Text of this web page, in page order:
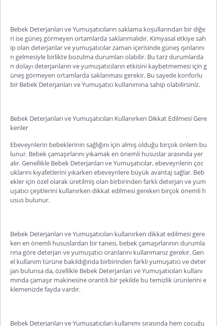
Bebek Deterjanları ve Yumuşatıcıların saklama koşullarından bir diğe
ri ise güneş görmeyen ortamlarda saklanmalıdır. Kimyasal etkiye sah
ip olan deterjanlar ve yumuşatıcılar zaman içerisinde güneş ışınlarını
n gelmesiyle birlikte bozulma durumları olabilir. Bu tarz durumlarda
n dolayı deterjanların ve yumuşatıcıların etkisini kaybetmemesi için g
üneş görmeyen ortamlarda saklanması gerekir. Bu sayede konforlu
bir Bebek Deterjanları ve Yumuşatıcı kullanımına sahip olabilirsiniz.
Bebek Deterjanları ve Yumuşatıcıları Kullanırken Dikkat Edilmesi Gere
kenler
Ebeveynlerin bebeklerinin sağlığını için almış olduğu birçok önlem bu
lunur. Bebek çamaşırlarını yıkamak en önemli hususlar arasında yer
alır. Genellikle Bebek Deterjanları ve Yumuşatıcılar, ebeveynlerin çoc
uklarını kıyafetlerini yıkarken ebeveynlere büyük avantaj sağlar. Beb
ekler için özel olarak üretilmiş olan birbirinden farklı deterjan ve yum
uşatıcı çeşitlerini kullanırken dikkat edilmesi gereken birçok önemli h
usus bulunur.
Bebek Deterjanları ve Yumuşatıcıları kullanırken dikkat edilmesi gere
ken en önemli hususlardan bir tanesi, bebek çamaşırlarının durumla
rına göre deterjan ve yumuşatıcı oranlarını kullanmanız gerekir. Gen
el kullanım türüne bakıldığında birbirinden farklı yumuşatıcı ve deter
jan bulunsa da, özellikle Bebek Deterjanları ve Yumuşatıcıları kullanı
mında çamaşır makinesine orantılı bir şekilde bu temizlik ürünlerini e
klemenizde fayda vardır.
Bebek Deterjanları ve Yumuşatıcıları kullanımı sırasında hem çocuğu